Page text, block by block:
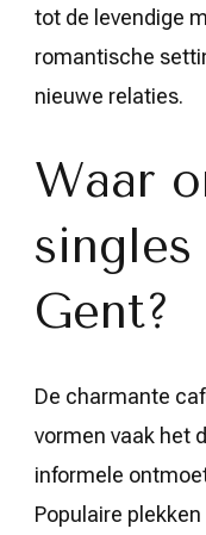
tot de levendige
romantische
nieuwe relaties.
Waar
Gent?
De charmante
vormen vaak het
informele
Populaire